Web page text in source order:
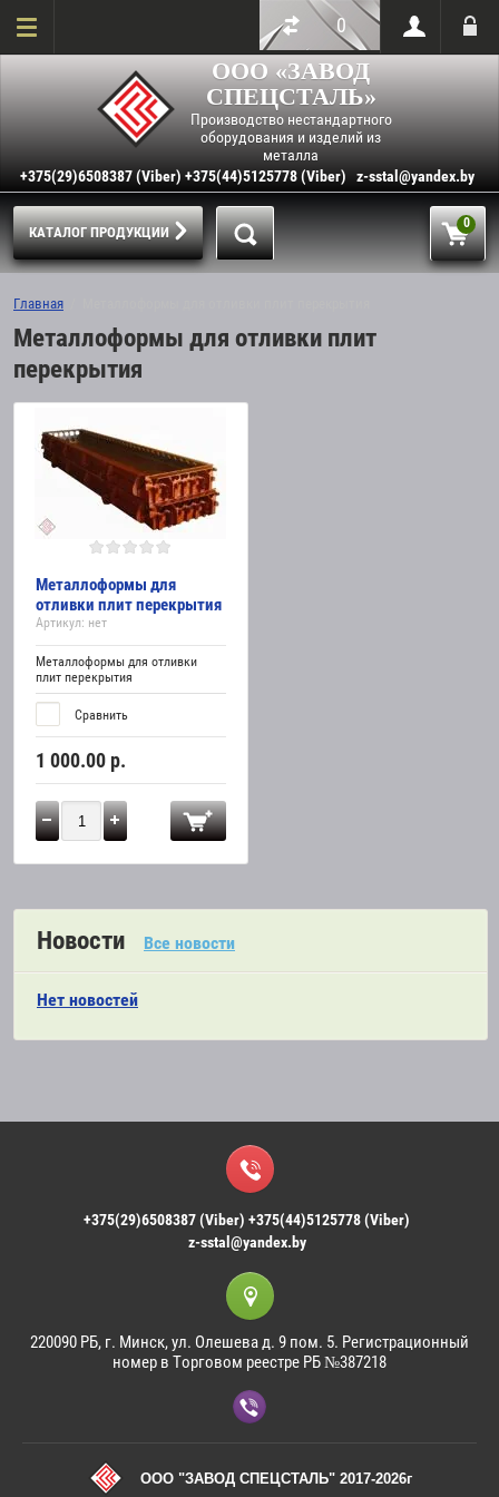
0
ООО «ЗАВОД
СПЕЦСТАЛЬ»
Производство нестандартного
оборудования и изделий из
металла
+375(29)6508387 (Viber) +375(44)5125778 (Viber)
z-sstal@yandex.by
КАТАЛОГ ПРОДУКЦИИ
0
Главная
Металлоформы для отливки плит
перекрытия
Металлоформы для
отливки плит перекрытия
Артикул: нет
Металлоформы для отливки
плит перекрытия
Сравнить
1 000.00 р.
Новости Все новости
Нет новостей
+375(29)6508387 (Viber) +375(44)5125778 (Viber)
z-sstal@yandex.by
220090 РБ, г. Минск, ул. Олешева д. 9 пом. 5. Регистрационный
номер в Торговом реестре РБ №387218
ООО "ЗАВОД СПЕЦСТАЛЬ" 2017-2026г